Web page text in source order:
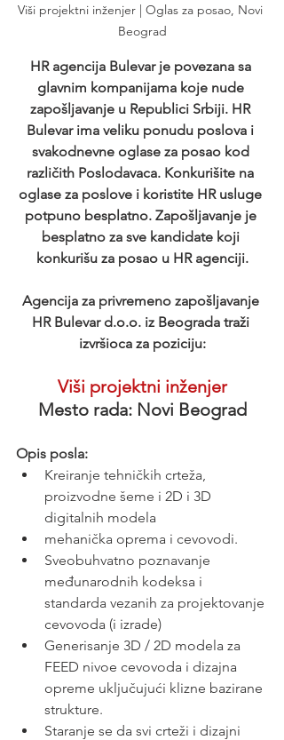
Viši projektni inženjer | Oglas za posao, Novi
Beograd
HR agencija Bulevar je povezana sa
glavnim kompanijama koje nude
zapošljavanje u Republici Srbiji. HR
Bulevar ima veliku ponudu poslova i
svakodnevne oglase za posao kod
različith Poslodavaca. Konkurišite na
oglase za poslove i koristite HR usluge
potpuno besplatno. Zapošljavanje je
besplatno za sve kandidate koji
konkurišu za posao u HR agenciji.
Agencija za privremeno zapošljavanje
HR Bulevar d.o.o. iz Beograda traži
izvršioca za poziciju:
Viši projektni inženjer
Mesto rada: Novi Beograd
Opis posla:
Kreiranje tehničkih crteža,
proizvodne šeme i 2D i 3D
digitalnih modela
mehanička oprema i cevovodi.
Sveobuhvatno poznavanje
međunarodnih kodeksa i
standarda vezanih za projektovanje
cevovoda (i izrade)
Generisanje 3D / 2D modela za
FEED nivoe cevovoda i dizajna
opreme uključujući klizne bazirane
strukture.
Staranje se da svi crteži i dizajni